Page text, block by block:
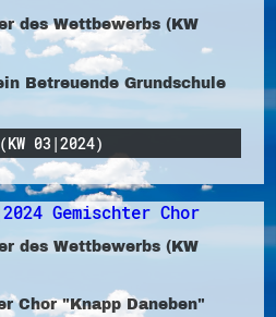
des Wettbewerbs (KW
Betreuende Grundschule
03|2024)
des Wettbewerbs (KW
Chor "Knapp Daneben"